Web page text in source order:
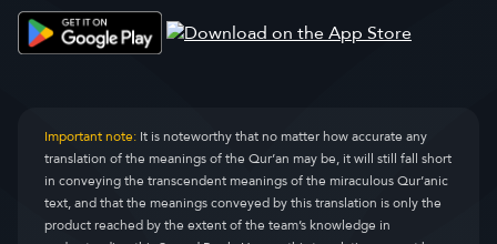
Important note:It is noteworthy that no matter how accurate any
translation of the meanings of the Qur’an may be, it will still fall short
in conveying the transcendent meanings of the miraculous Qur’anic
text, and that the meanings conveyed by this translation is only the
product reached by the extent of the team’s knowledge in